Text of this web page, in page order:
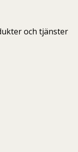
och tjänster